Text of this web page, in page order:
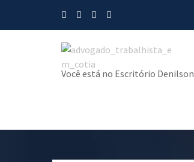
Você está no Escritório